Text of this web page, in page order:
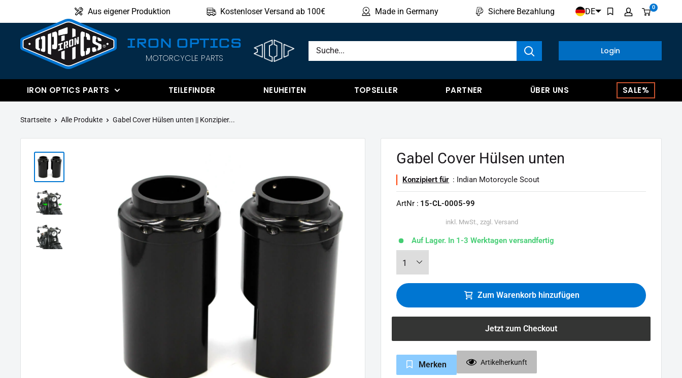
zum
Aus eigener Produktion Kostenloser Versand ab 100€ Made in Germany Sichere Bezahlung DE 0
IRON
IRON OPTICS
MOTORCYCLE PARTS
Login
IRON OPTICS PARTS TEILEFINDER NEUHEITEN TOPSELLER PARTNER ÜBER UNS SALE%
Produkte anzeigen
Startseite Alle Produkte Gabel Cover Hülsen unten || Konzipier...
Gabel Cover Hülsen unten
Konzipiert für : Indian Motorcycle Scout
ArtNr : 15-CL-0005-99
inkl. MwSt., zzgl. Versand
Auf Lager. In 1-3 Werktagen versandfertig
Zum Warenkorb hinzufügen
Jetzt zum Checkout
Merken Artikelherkunft